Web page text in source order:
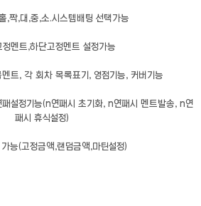
,짝,대,중,소.시스템배팅 선택가능
정멘트,하단고정멘트 설정가능
트, 각 회차 목록표기, 영점기능, 커버기능
설정기능(n연패시 초기화, n연패시 멘트발송, n연
패시 휴식설정)
능(고정금액,랜덤금액,마틴설정)